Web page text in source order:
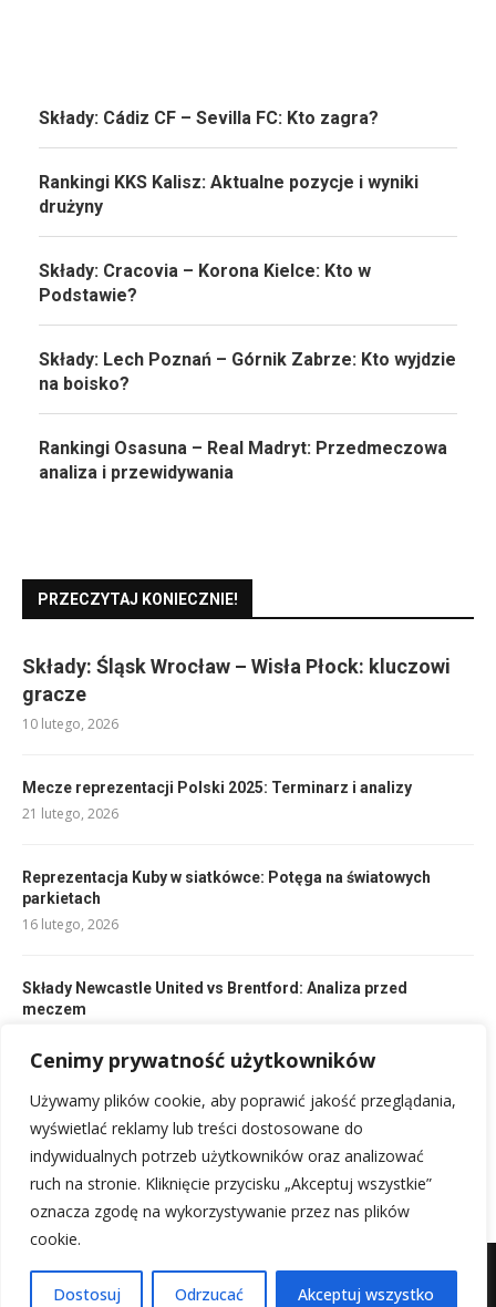
Cenimy prywatność użytkowników
Używamy plików cookie, aby poprawić jakość przeglądania,
wyświetlać reklamy lub treści dostosowane do
indywidualnych potrzeb użytkowników oraz analizować
ruch na stronie. Kliknięcie przycisku „Akceptuj wszystkie”
oznacza zgodę na wykorzystywanie przez nas plików
cookie.
Dostosuj Odrzucać Akceptuj wszystko
Składy: Cádiz CF – Sevilla FC: Kto zagra?
Rankingi KKS Kalisz: Aktualne pozycje i wyniki
drużyny
Składy: Cracovia – Korona Kielce: Kto w
Podstawie?
Składy: Lech Poznań – Górnik Zabrze: Kto wyjdzie
na boisko?
Rankingi Osasuna – Real Madryt: Przedmeczowa
analiza i przewidywania
PRZECZYTAJ KONIECZNIE!
Składy: Śląsk Wrocław – Wisła Płock: kluczowi
gracze
10 lutego, 2026
Mecze reprezentacji Polski 2025: Terminarz i analizy
21 lutego, 2026
Reprezentacja Kuby w siatkówce: Potęga na światowych
parkietach
16 lutego, 2026
Składy Newcastle United vs Brentford: Analiza przed
meczem
Podziękowania za życzenia: urodzinowe cytaty i gotowe
wzory
18 lutego, 2026
Mapa witryny Kontakt z nami